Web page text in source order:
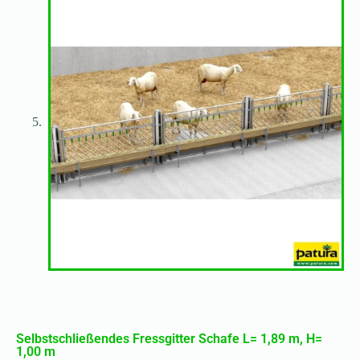
Selbstschließendes Fressgitter Schafe L= 1,89 m, H=
1,00 m